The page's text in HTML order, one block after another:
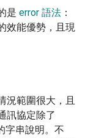
是 error 語法 ：
效能優勢，且現
況範圍很大，且
訊協定除了
字串說明。不